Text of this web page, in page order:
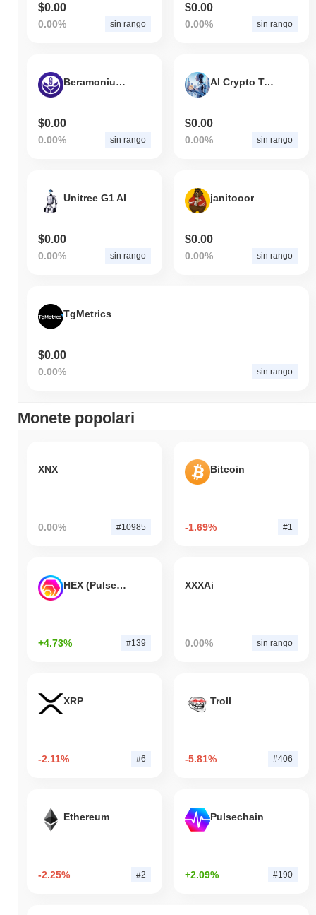
$0.00
0.00% sin rango
$0.00
0.00% sin rango
BeramoniumCoin
$0.00
0.00% sin rango
AI Crypto Token
$0.00
0.00% sin rango
Unitree G1 AI
$0.00
0.00% sin rango
janitooor
$0.00
0.00% sin rango
TgMetrics
$0.00
0.00% sin rango
Monete popolari
XNX
0.00% #10985
Bitcoin
-1.69% #1
HEX (Pulsechain)
+4.73% #139
XXXAi
0.00% sin rango
XRP
-2.11% #6
Troll
-5.81% #406
Ethereum
-2.25% #2
Pulsechain
+2.09% #190